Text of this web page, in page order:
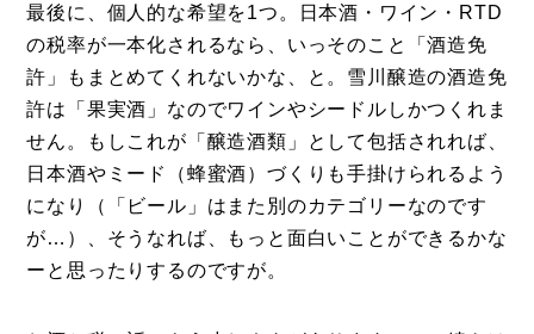
最後に、個人的な希望を1つ。日本酒・ワイン・RTD
の税率が一本化されるなら、いっそのこと「酒造免
許」もまとめてくれないかな、と。雪川醸造の酒造免
許は「果実酒」なのでワインやシードルしかつくれま
せん。もしこれが「醸造酒類」として包括されれば、
日本酒やミード（蜂蜜酒）づくりも手掛けられるよう
になり（「ビール」はまた別のカテゴリーなのです
が…）、そうなれば、もっと面白いことができるかな
ーと思ったりするのですが。